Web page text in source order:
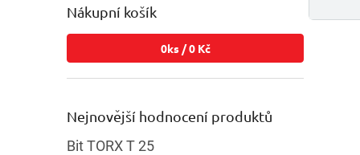
Nákupní košík
0ks /0 Kč
Nejnovější hodnocení produktů
Bit TORX T 25